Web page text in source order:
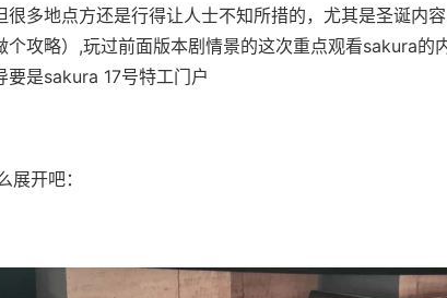
很多地点方还是行得让人士不知所措的，尤其是圣诞内
个攻略）,玩过前面版本剧情景的这次重点观看sakura的
要是sakura 17号特工门户
开吧：